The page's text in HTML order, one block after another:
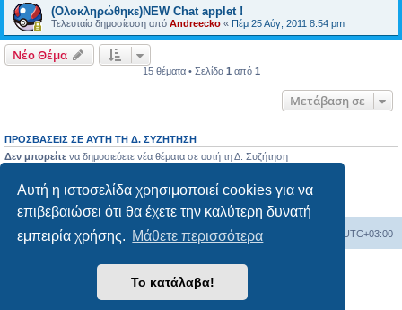
Αυτή η ιστοσελίδα χρησιμοποιεί cookies για να
επιβεβαιώσει ότι θα έχετε την καλύτερη δυνατή
εμπειρία χρήσης. Μάθετε περισσότερα
Το κατάλαβα!
(Ολοκληρώθηκε)NEW Chat applet !
Τελευταία δημοσίευση από Andreecko « Πέμ 25 Αύγ, 2011 8:54 pm
Νέο Θέμα
15 θέματα • Σελίδα 1 από 1
Μετάβαση σε
ΠΡΟΣΒΆΣΕΙΣ ΣΕ ΑΥΤΉ ΤΗ Δ. ΣΥΖΉΤΗΣΗ
Δεν μπορείτε να δημοσιεύετε νέα θέματα σε αυτή τη Δ. Συζήτηση
Δεν μπορείτε
να επεξεργάζεστε τις δημοσιεύσεις σας σε αυτή τη Δ. Συζήτηση
Δεν μπορείτενα διαγράφετε τις δημοσιεύσεις σας σε αυτή τη Δ. Συζήτηση
Δεν μπορείτενα επισυνάπτετε αρχεία σε αυτή τη Δ. Συζήτηση
Ευρετήριο Δ. Συζήτησης Όλοι οι χρόνοι είναι UTC+03:00
Δημιουργήθηκε απόphpBB® Forum Software © phpBB Limited
phpbbgr.com